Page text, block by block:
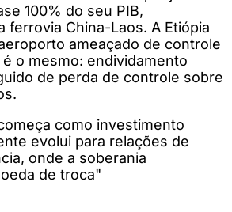
100% do seu PIB,
ferrovia China-Laos. A Etiópia
ameaçado de controle
o mesmo: endividamento
de perda de controle sobre
como investimento
evolui para relações de
onde a soberania
de troca"